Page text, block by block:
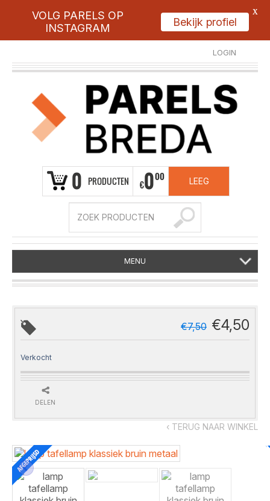
LOGIN
REGISTREER
0 PRODUCTEN €000 LEEG
MENU
‹ TERUG NAAR WINKEL
€7,50 €4,50
Verkocht
DELEN
VOLG PARELS OP
INSTAGRAM
Bekijk profiel
X